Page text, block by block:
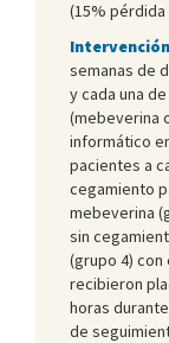
(15%
semanas de
y cada una
(mebeverina
informático
pacientes a
cegamiento
mebeverina
sin
(grupo 4)
recibieron
horas
de